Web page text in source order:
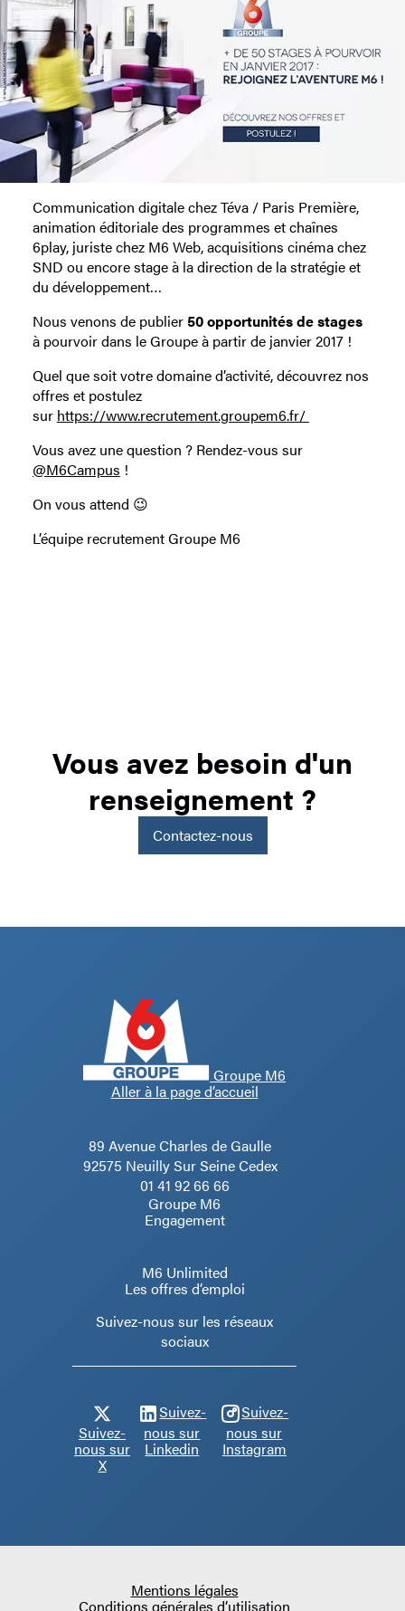
Communication digitale chez Téva / Paris Première,
animation éditoriale des programmes et chaînes
6play, juriste chez M6 Web, acquisitions cinéma chez
SND ou encore stage à la direction de la stratégie et
du développement…
Nous venons de publier50 opportunités de stages
à pourvoir dans le Groupe à partir de janvier 2017 !
Quel que soit votre domaine d’activité, découvrez nos
offres et postulez
sur https://www.recrutement.groupem6.fr/
Vous avez une question ? Rendez-vous sur
@M6Campus !
On vous attend 😉
L’équipe recrutement Groupe M6
Vous avez besoin d'un
renseignement ?
Contactez-nous
Groupe M6
Aller à la page d’accueil
89 Avenue Charles de Gaulle
92575 Neuilly Sur Seine Cedex
01 41 92 66 66
Groupe M6
Engagement
M6 Unlimited
Les offres d’emploi
Suivez-nous sur les réseaux
sociaux
Suivez-
nous sur
X
Suivez-
nous sur
Linkedin
Suivez-
nous sur
Instagram
Mentions légales
Conditions générales d’utilisation